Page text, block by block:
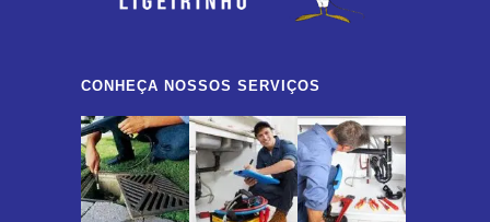
CONHEÇA NOSSOS SERVIÇOS